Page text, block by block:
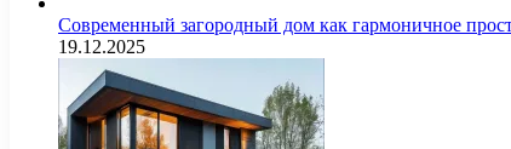
Современный загородный дом как гармоничное
19.12.2025